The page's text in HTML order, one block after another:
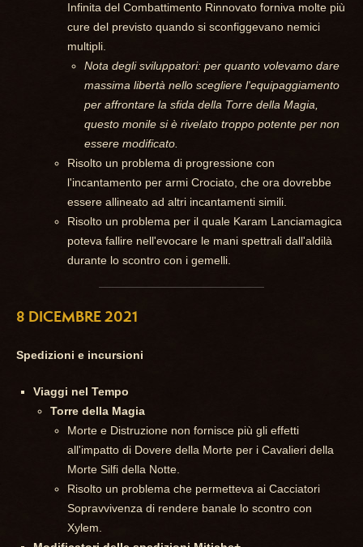
Infinita del Combattimento Rinnovato forniva molte più
cure del previsto quando si sconfiggevano nemici
multipli.
Nota degli sviluppatori: per quanto volevamo dare
massima libertà nello scegliere l'equipaggiamento
per affrontare la sfida della Torre della Magia,
questo monile si è rivelato troppo potente per non
essere modificato.
Risolto un problema di progressione con
l'incantamento per armi Crociato, che ora dovrebbe
essere allineato ad altri incantamenti simili.
Risolto un problema per il quale Karam Lanciamagica
poteva fallire nell'evocare le mani spettrali dall'aldilà
durante lo scontro con i gemelli.
8 DICEMBRE 2021
Spedizioni e incursioni
Viaggi nel Tempo
Torre della Magia
Morte e Distruzione non fornisce più gli effetti
all'impatto di Dovere della Morte per i Cavalieri della
Morte Silfi della Notte.
Risolto un problema che permetteva ai Cacciatori
Sopravvivenza di rendere banale lo scontro con
Xylem.